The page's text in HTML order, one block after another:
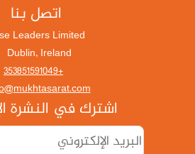
اتصل بنا
Leaders Limited
Dublin, Ireland
+353851591049
اشترك في النشرة